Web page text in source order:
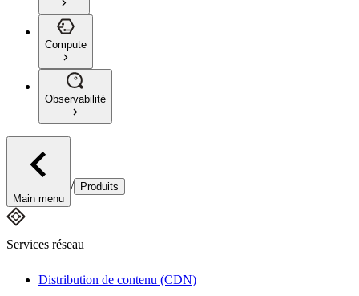
Compute
Observabilité
Main menu
/ Produits
Services réseau
Distribution de contenu (CDN)